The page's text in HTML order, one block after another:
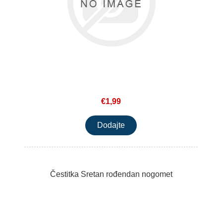
€1,99
Čestitka Sretan rođendan nogomet